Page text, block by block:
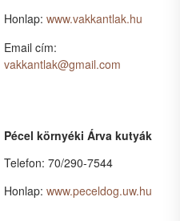
Honlap:www.vakkantlak.hu
Email cím:
vakkantlak@gmail.com
Pécel környéki Árva kutyák
Telefon: 70/290-7544
Honlap:www.peceldog.uw.hu